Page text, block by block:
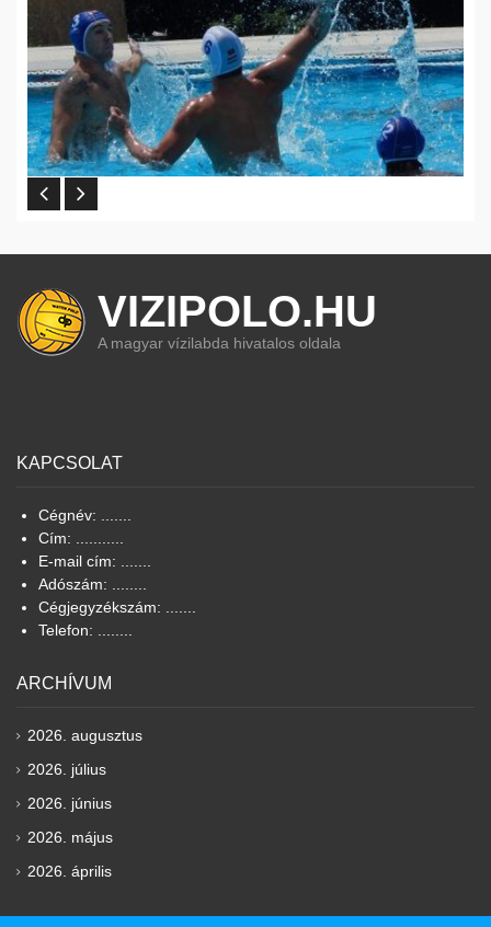
VIZIPOLO.HU
A magyar vízilabda hivatalos oldala
KAPCSOLAT
Cégnév: .......
Cím: ...........
E-mail cím: .......
Adószám: ........
Cégjegyzékszám: .......
Telefon: ........
ARCHÍVUM
2026. augusztus
2026. július
2026. június
2026. május
2026. április